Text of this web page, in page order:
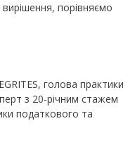
порівняємо
голова практики
з 20-річним стажем
податкового та